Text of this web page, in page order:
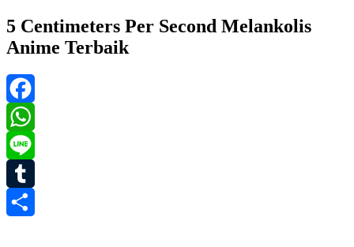
5 Centimeters Per Second Melankolis
Anime Terbaik
Facebook
WhatsApp
Line
Tumblr